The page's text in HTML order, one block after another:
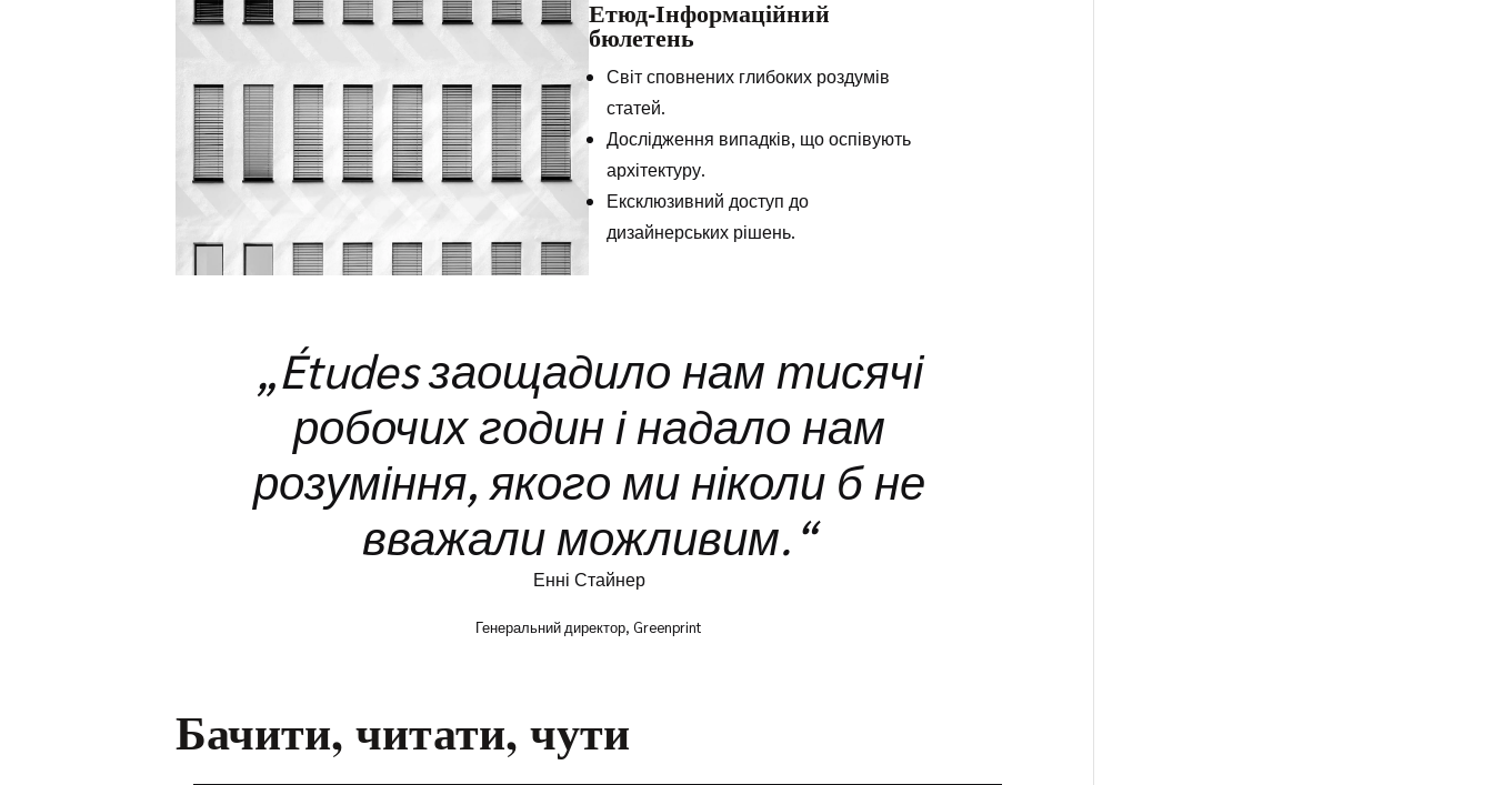
Етюд-Інформаційний
бюлетень
Світ сповнених глибоких роздумів
статей.
Дослідження випадків, що оспівують
архітектуру.
Ексклюзивний доступ до
дизайнерських рішень.
„Études заощадило нам тисячі
робочих годин і надало нам
розуміння, якого ми ніколи б не
вважали можливим.“
Енні Стайнер
Генеральний директор, Greenprint
Бачити, читати, чути